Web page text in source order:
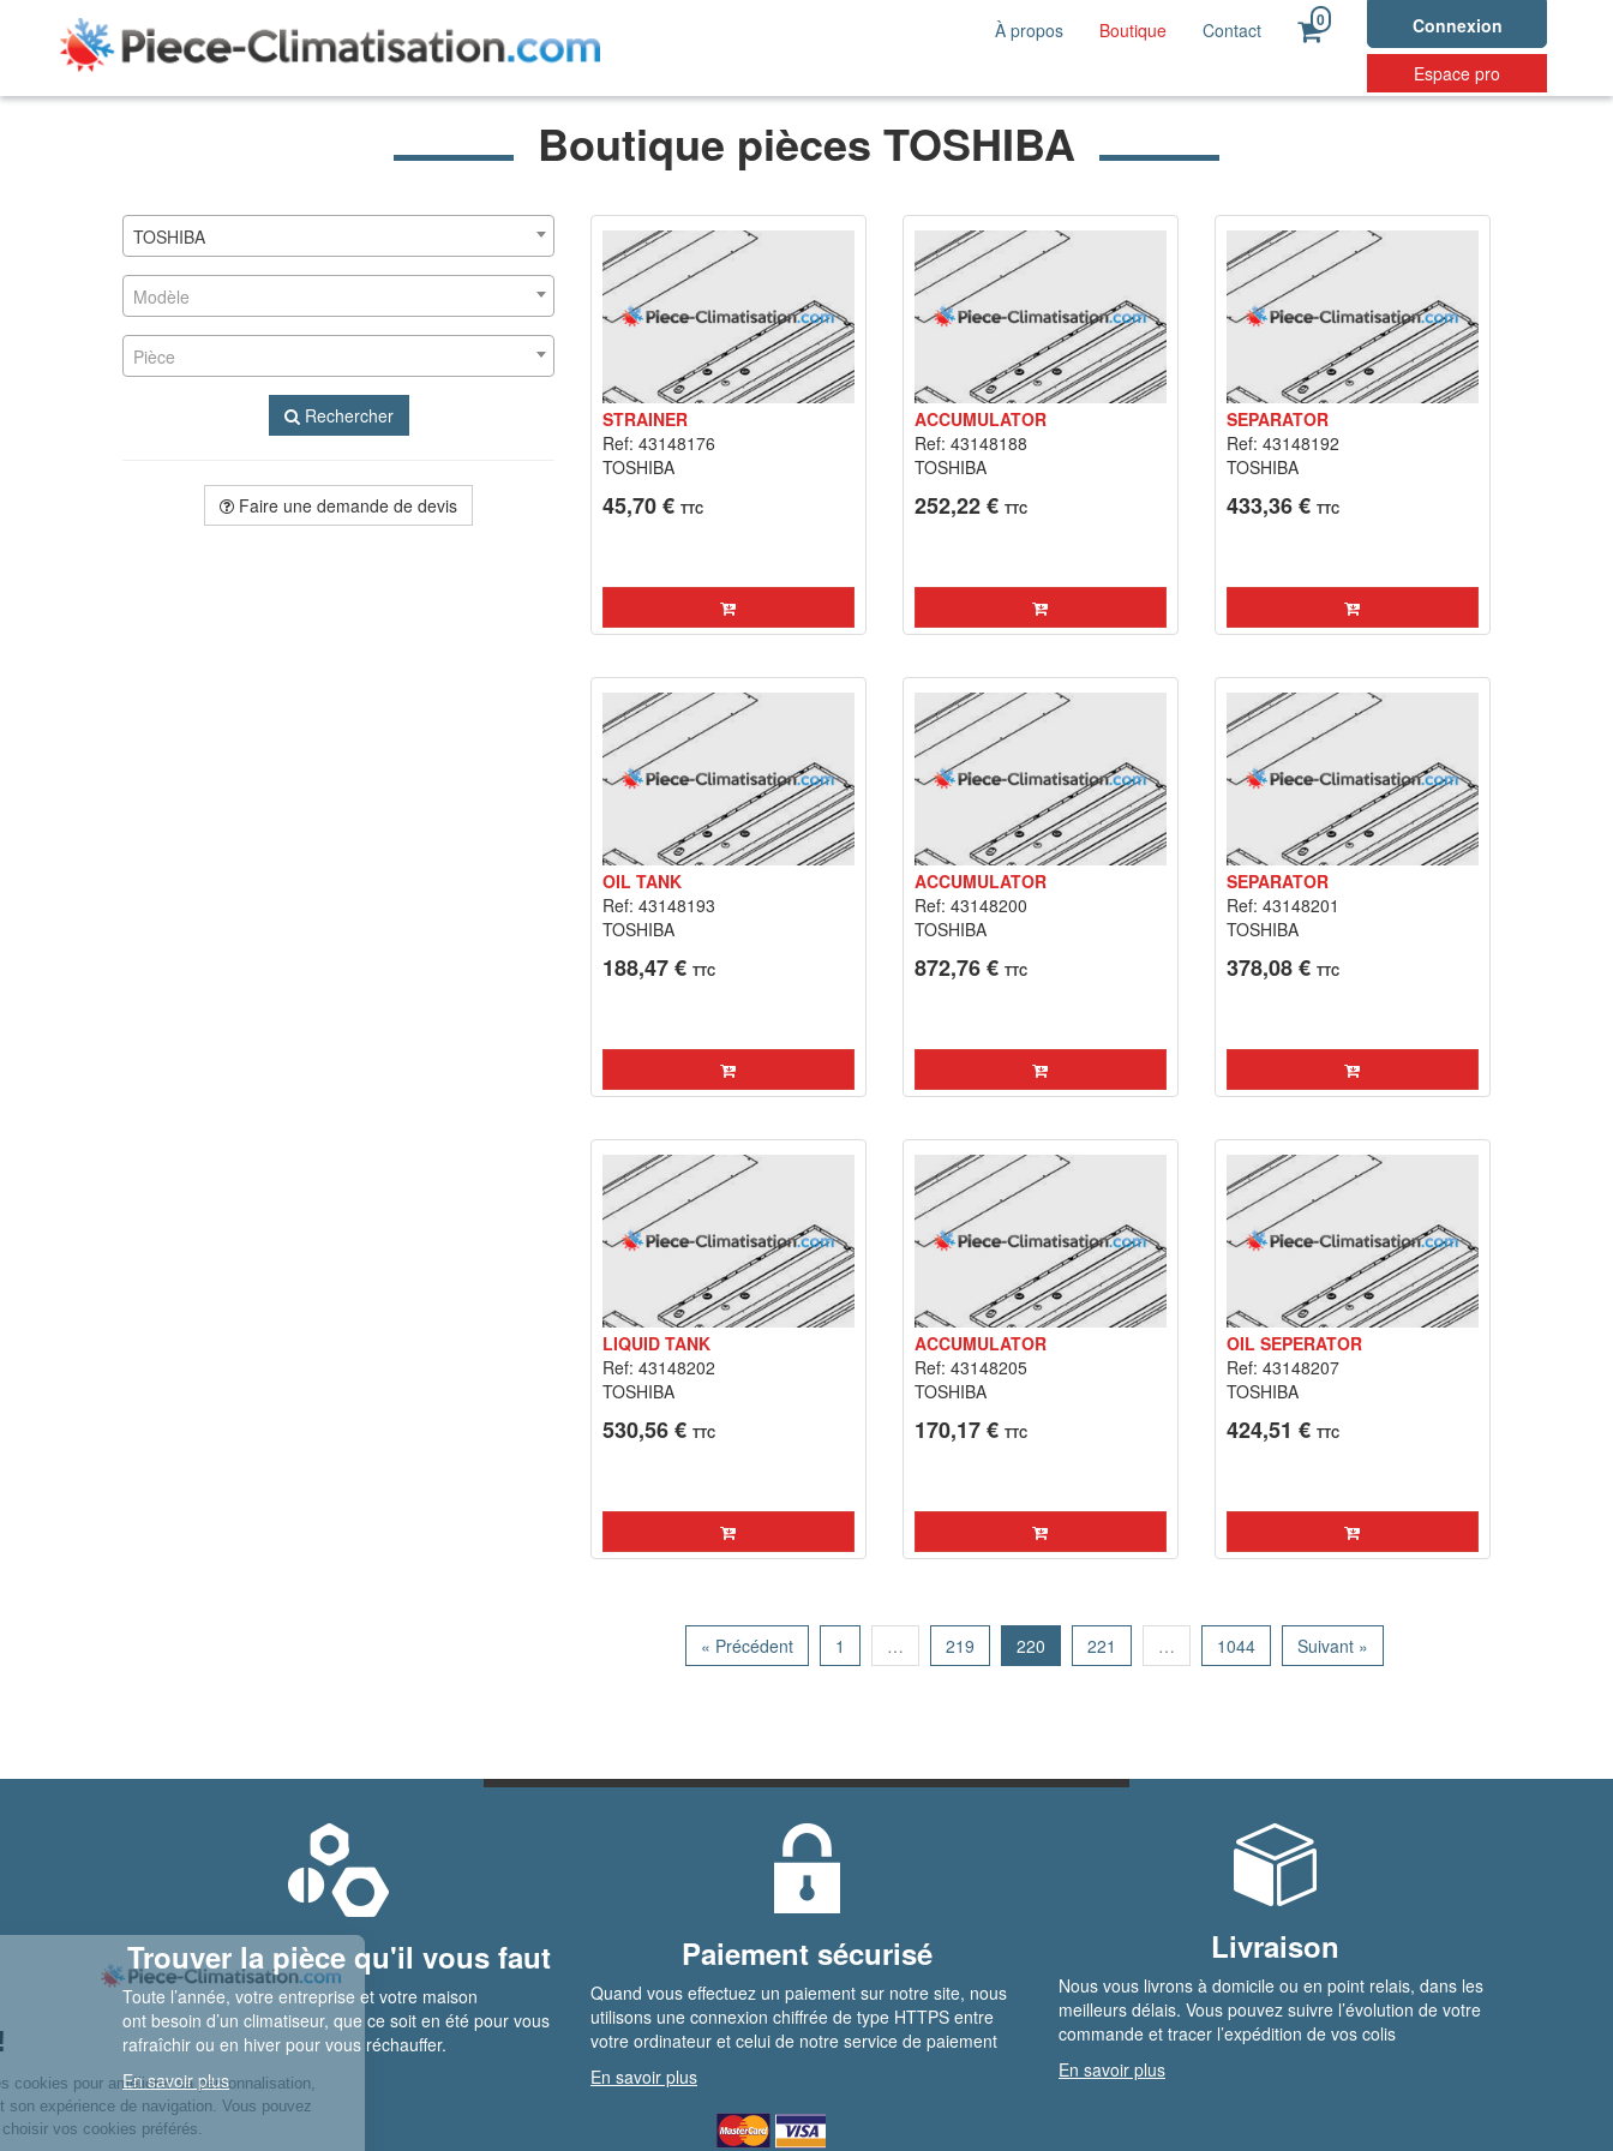
Connexion
Espace pro
À propos Boutique Contact 0
Boutique pièces TOSHIBA
STRAINER
Ref: 43148176
TOSHIBA
45,70 € TTC
ACCUMULATOR
Ref: 43148188
TOSHIBA
252,22 € TTC
SEPARATOR
Ref: 43148192
TOSHIBA
433,36 € TTC
OIL TANK
Ref: 43148193
TOSHIBA
188,47 € TTC
ACCUMULATOR
Ref: 43148200
TOSHIBA
872,76 € TTC
SEPARATOR
Ref: 43148201
TOSHIBA
378,08 € TTC
LIQUID TANK
Ref: 43148202
TOSHIBA
530,56 € TTC
ACCUMULATOR
Ref: 43148205
TOSHIBA
170,17 € TTC
OIL SEPERATOR
Ref: 43148207
TOSHIBA
424,51 € TTC
« Précédent 1 … 219 220 221 … 1044 Suivant »
TOSHIBA
Modèle
Pièce
Rechercher
Faire une demande de devis
Trouver la pièce qu'il vous faut
Toute l’année, votre entreprise et votre maison
ont besoin d’un climatiseur, que ce soit en été pour vous
rafraîchir ou en hiver pour vous réchauffer.
En savoir plus
Paiement sécurisé
Quand vous effectuez un paiement sur notre site, nous
utilisons une connexion chiffrée de type HTTPS entre
votre ordinateur et celui de notre service de paiement
En savoir plus
Livraison
Nous vous livrons à domicile ou en point relais, dans les
meilleurs délais. Vous pouvez suivre l’évolution de votre
commande et tracer l’expédition de vos colis
En savoir plus